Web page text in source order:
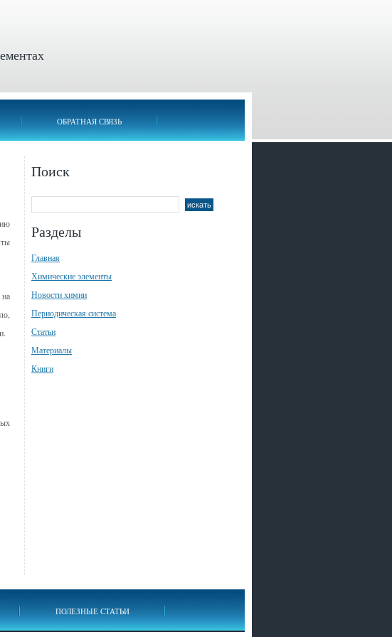
ОБРАТНАЯ СВЯЗЬ
Поиск
Разделы
Главная
Химические элементы
Новости химии
Периодическая система
Статьи
Материалы
Книги
ПОЛЕЗНЫЕ СТАТЬИ